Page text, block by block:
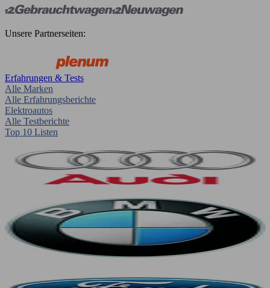
Unsere Partnerseiten:
Erfahrungen & Tests
Alle Marken
Alle Erfahrungsberichte
Elektroautos
Alle Testberichte
Top 10 Listen